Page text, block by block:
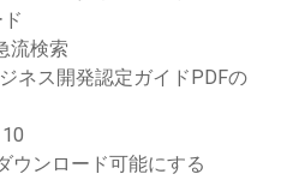
流検索
ネス開発認定ガイドPDFの
ウンロード可能にする